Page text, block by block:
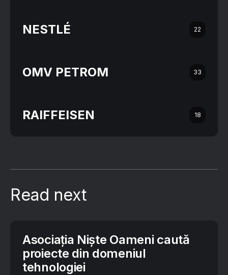
NESTLÉ 22
OMV PETROM 33
RAIFFEISEN 18
Read next
Asociația Niște Oameni caută
proiecte din domeniul
tehnologiei